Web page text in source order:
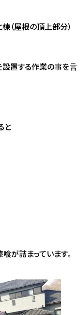
（屋根の頂上部分）
設置する作業の事を言
と
詰まっています。